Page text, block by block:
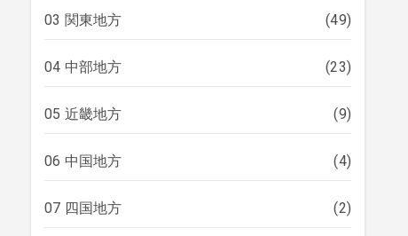
03 関東地方 (49)
04 中部地方 (23)
05 近畿地方 (9)
06 中国地方 (4)
07 四国地方 (2)